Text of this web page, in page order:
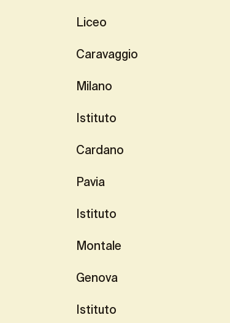
Liceo
Caravaggio
Milano
Istituto
Cardano
Pavia
Istituto
Montale
Genova
Istituto